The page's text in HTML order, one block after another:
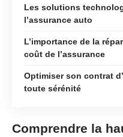
Les solutions
l’assurance auto
L’importance de la
coût de l’assurance
Optimiser son contrat
toute sérénité
Comprendre la